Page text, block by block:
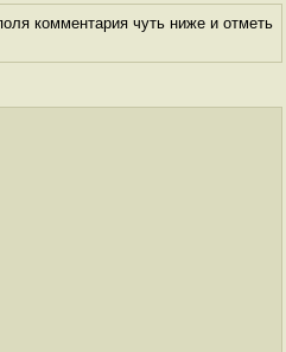
комментария чуть ниже и отметь